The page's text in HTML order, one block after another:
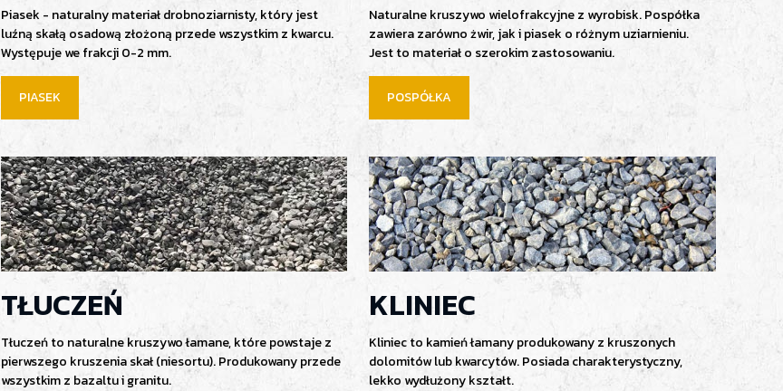
Piasek - naturalny materiał drobnoziarnisty, który jest
luźną skałą osadową złożoną przede wszystkim z kwarcu.
Występuje we frakcji 0-2 mm.
PIASEK
Naturalne kruszywo wielofrakcyjne z wyrobisk. Pospółka
zawiera zarówno żwir, jak i piasek o różnym uziarnieniu.
Jest to materiał o szerokim zastosowaniu.
POSPÓŁKA
TŁUCZEŃ
Tłuczeń to naturalne kruszywo łamane, które powstaje z
pierwszego kruszenia skał (niesortu). Produkowany przede
wszystkim z bazaltu i granitu.
KLINIEC
Kliniec to kamień łamany produkowany z kruszonych
dolomitów lub kwarcytów. Posiada charakterystyczny,
lekko wydłużony kształt.